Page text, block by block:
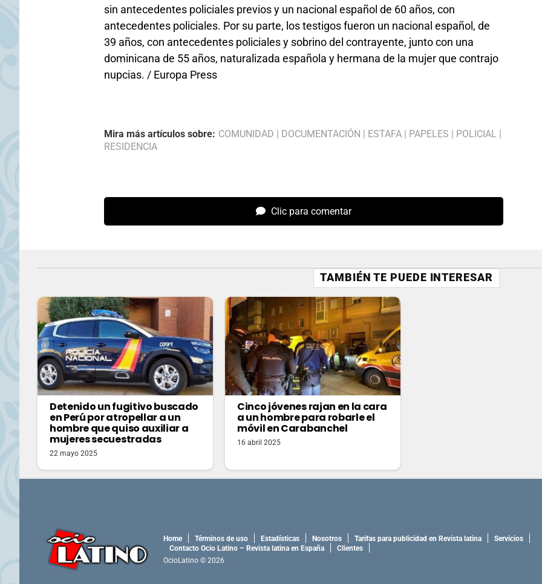
sin antecedentes policiales previos y un nacional español de 60 años, con
antecedentes policiales. Por su parte, los testigos fueron un nacional español, de
39 años, con antecedentes policiales y sobrino del contrayente, junto con una
dominicana de 55 años, naturalizada española y hermana de la mujer que contrajo
nupcias. / Europa Press
Mira más artículos sobre: COMUNIDAD | DOCUMENTACIÓN | ESTAFA | PAPELES | POLICIAL |
RESIDENCIA
Clic para comentar
TAMBIÉN TE PUEDE INTERESAR
Detenido un fugitivo buscado
en Perú por atropellar a un
hombre que quiso auxiliar a
mujeres secuestradas
22 mayo 2025
Cinco jóvenes rajan en la cara
a un hombre para robarle el
móvil en Carabanchel
16 abril 2025
Home Términos de uso Estadísticas Nosotros Tarifas para publicidad en Revista latina
Servicios
Contacto Ocio Latino – Revista latina en España
Clientes
OcioLatino © 2026